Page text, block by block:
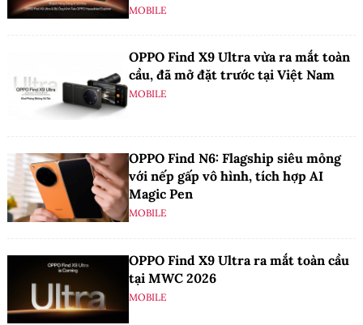
MOBILE
OPPO Find X9 Ultra vừa ra mắt toàn
cầu, đã mở đặt trước tại Việt Nam
MOBILE
OPPO Find N6: Flagship siêu mỏng
với nếp gấp vô hình, tích hợp AI
Magic Pen
MOBILE
OPPO Find X9 Ultra ra mắt toàn cầu
tại MWC 2026
MOBILE